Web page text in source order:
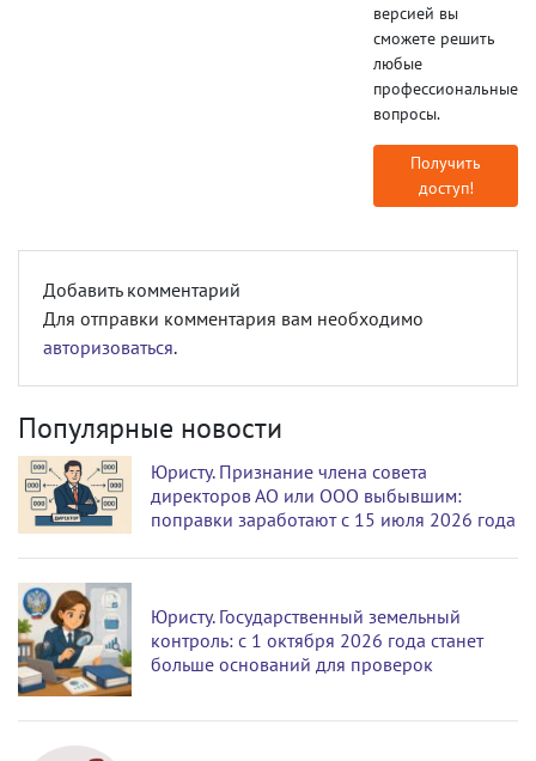
версией вы
сможете решить
любые
профессиональные
вопросы.
Получить
доступ!
Добавить комментарий
Для отправки комментария вам необходимо
авторизоваться.
Популярные новости
Юристу. Признание члена совета
директоров АО или ООО выбывшим:
поправки заработают с 15 июля 2026 года
Юристу. Государственный земельный
контроль: с 1 октября 2026 года станет
больше оснований для проверок